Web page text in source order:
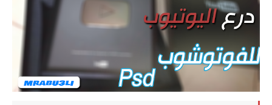
الحماية